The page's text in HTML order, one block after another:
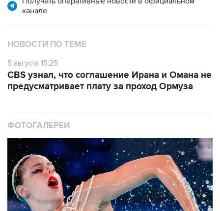
канале
НОВОСТИ ПО ТЕМЕ
5 августа 15:25
CBS узнал, что соглашение Ирана и Омана не
предусматривает плату за проход Ормуза
ФОТОГАЛЕРЕИ